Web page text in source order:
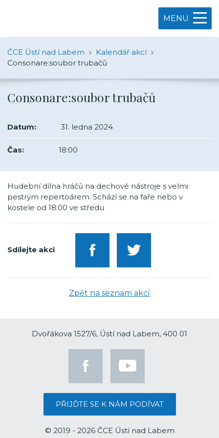
MENU
ČCE Ústí nad Labem
Kalendář akcí
Consonare:soubor trubačů
Consonare:soubor trubačů
Datum: 31. ledna 2024
Čas: 18:00
Hudební dílna hráčů na dechové nástroje s velmi
pestrým repertoárem. Schází se na faře nebo v
kostele od 18:00 ve středu
Sdílejte akci
Zpět na seznam akcí
Dvořákova 1527/6, Ústí nad Labem, 400 01
PŘIJĎTE SE K NÁM PODÍVAT
© 2019 - 2026 ČCE Ústí nad Labem